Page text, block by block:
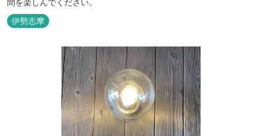
伊勢志摩